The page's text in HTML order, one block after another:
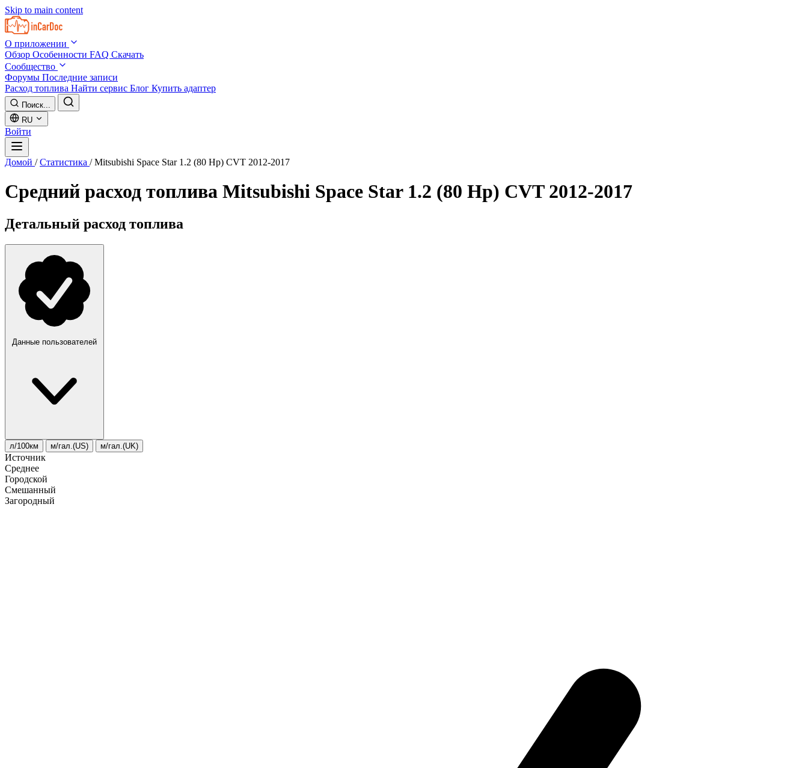
Skip to main content
О приложении
Обзор Особенности FAQ Скачать
Сообщество
Форумы Последние записи
Расход топлива Найти сервис Блог Купить адаптер
Поиск...
RU
Войти
Домой / Статистика / Mitsubishi Space Star 1.2 (80 Hp) CVT 2012-2017
Средний расход топлива Mitsubishi Space Star 1.2 (80 Hp) CVT 2012-2017
Детальный расход топлива
Данные пользователей
л/100км м/гал.(US) м/гал.(UK)
Источник
Среднее
Городской
Смешанный
Загородный